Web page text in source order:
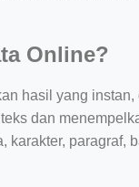
Online?
hasil yang instan,
dan
karakter, paragraf,